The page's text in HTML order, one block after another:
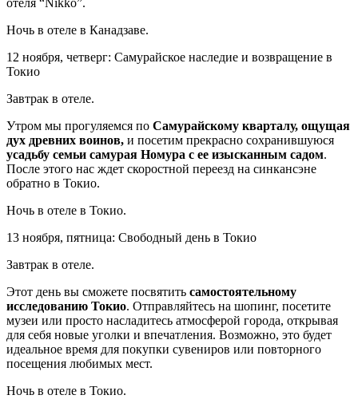
отеля “Nikko”.
Ночь в отеле в Канадзаве.
12 ноября, четверг: Самурайское наследие и возвращение в
Токио
Завтрак в отеле.
Утром мы прогуляемся по Самурайскому кварталу, ощущая
дух древних воинов, и посетим прекрасно сохранившуюся
усадьбу семьи самурая Номура с ее изысканным садом.
После этого нас ждет скоростной переезд на синкансэне
обратно в Токио.
Ночь в отеле в Токио.
13 ноября, пятница: Свободный день в Токио
Завтрак в отеле.
Этот день вы сможете посвятить самостоятельному
исследованию Токио. Отправляйтесь на шопинг, посетите
музеи или просто насладитесь атмосферой города, открывая
для себя новые уголки и впечатления. Возможно, это будет
идеальное время для покупки сувениров или повторного
посещения любимых мест.
Ночь в отеле в Токио.